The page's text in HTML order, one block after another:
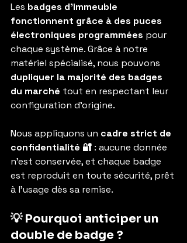
Les badges d’immeuble
fonctionnent grâce à des puces
électroniques programmées pour
chaque système. Grâce à notre
matériel spécialisé, nous pouvons
dupliquer la majorité des badges
du marché tout en respectant leur
configuration d’origine.
Nous appliquons un cadre strict de
confidentialité 🔐 : aucune donnée
n’est conservée, et chaque badge
est reproduit en toute sécurité, prêt
à l’usage dès sa remise.
💡 Pourquoi anticiper un
double de badge ?